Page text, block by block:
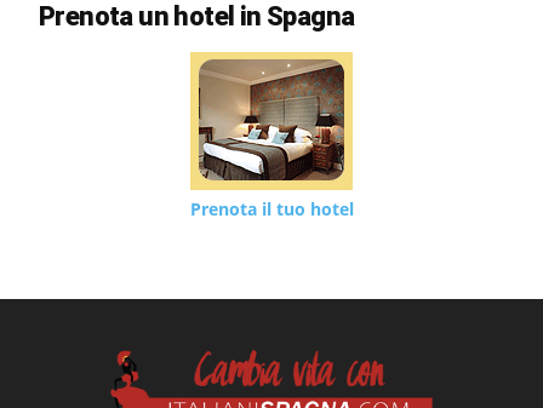
Prenota un hotel in Spagna
Prenota il tuo hotel